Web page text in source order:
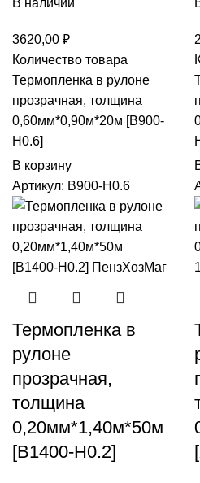
В наличии
3620,00 ₽
Количество товара
Термопленка в рулоне
прозрачная, толщина
0,60мм*0,90м*20м [B900-
H0.6]
В корзину
Артикул: B900-H0.6
Термопленка в
рулоне
прозрачная,
толщина
0,20мм*1,40м*50м
[B1400-H0.2]